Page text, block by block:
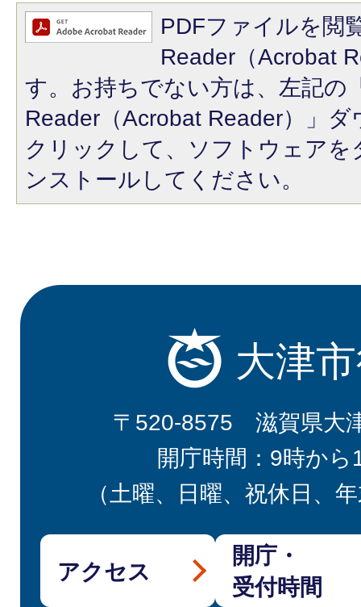
PDFファイルを閲
Reader（Acrobat
す。お持ちでない方は、左記の
Reader（Acrobat Reader）」
クリックして、ソフトウェア
ンストールしてください。
大津
〒520-8575 滋賀県大
開庁時間：9時から
（土曜、日曜、祝休日、
アクセス
開庁・
受付時間